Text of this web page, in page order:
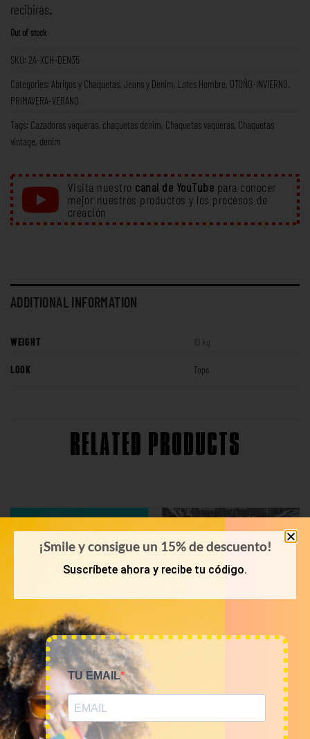
recibirás.
Out of stock
SKU: 2A-XCH-DEN35
Categories: Abrigos y Chaquetas Jeans y Denim Lotes Hombre OTOÑO-INVIERNO
PRIMAVERA-VERANO
Tags: Cazadoras vaqueras chaquetas denim Chaquetas vaqueras Chaquetas
vintage denim
Visita nuestro canal de YouTube para conocer
mejor nuestros productos y los procesos de
creación
ADDITIONAL INFORMATION
WEIGHT 10 kg
LOOK Tops
RELATED PRODUCTS
KILOS
Mix pantalones vaqueros
talle alto 12€/Kg
Mix chaquetas denim 9€/kg
45,00€–180,00€ (sin IVA)
¡Smile y consigue un 15% de descuento!
Suscríbete ahora y recibe tu código.
TU EMAIL